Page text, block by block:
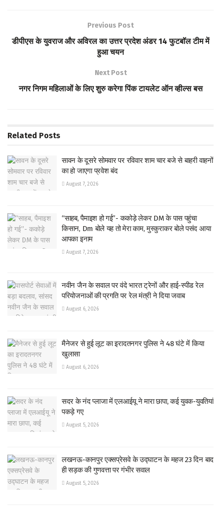
o
A
e
Previous Post
डीपीएस के युवराज और अविरल का उत्तर प्रदेश अंडर 14 फुटबॉल टीम में
हुआ चयन
Next Post
नगर निगम महिलाओं के लिए शुरु करेगा पिंक टायलेट ऑन व्हील्स बस
Related Posts
सावन के दूसरे सोमवार पर रविवार शाम चार बजे से बाहरी वाहनों
का हो जाएगा प्रवेश बंद
August 7, 2026
“साहब, पैमाइश हो गई”- ककोड़े लेकर DM के पास पहुंचा
किसान, Dm बोले यह तो मेरा काम, मुस्कुराकर बोले पसंद आया
आपका इनाम
August 7, 2026
नवीन जैन के सवाल पर वंदे भारत ट्रेनों और हाई-स्पीड रेल
परियोजनाओं की प्रगति पर रेल मंत्री ने दिया जवाब
August 6, 2026
मैनेजर से हुई लूट का इरादतनगर पुलिस ने 48 घंटे में किया
खुलासा
August 6, 2026
सदर के नंद प्लाजा में एलआईयू ने मारा छापा, कई युवक-युवतियां
पकड़े गए
August 5, 2026
लखनऊ-कानपुर एक्सप्रेसवे के उद्घाटन के महज 23 दिन बाद
ही सड़क की गुणवत्ता पर गंभीर सवाल
August 5, 2026